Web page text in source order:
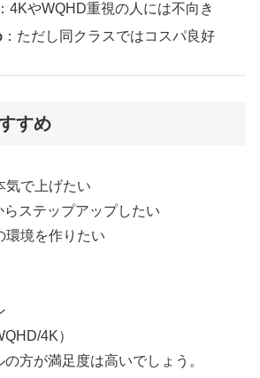
：4KやWQHD重視の人には不向き
：ただし同クラスではコスパ良好
すめ
気で上げたい
ステップアップしたい
環境を作りたい
4K）
方が満足度は高いでしょう。